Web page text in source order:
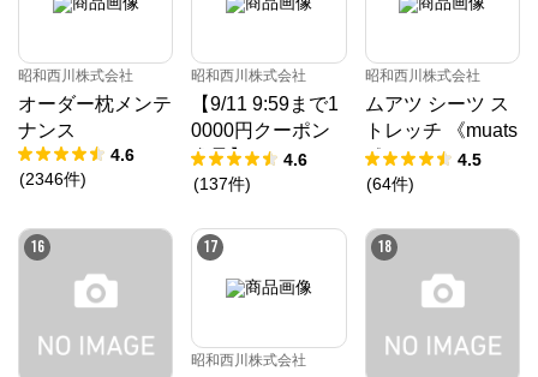
昭和西川株式会社
オーダー枕メンテ
ナンス
4.6
(2346件)
昭和西川株式会社
【9/11 9:59まで1
0000円クーポン
進呈】ムアツ マ
ットレス プロ《9
／MuAtsu
4.6
(137件)
昭和西川株式会社
ムアツ シーツ ス
トレッチ 《muats
u》
4.5
(64件)
16 17
昭和西川株式会社
18